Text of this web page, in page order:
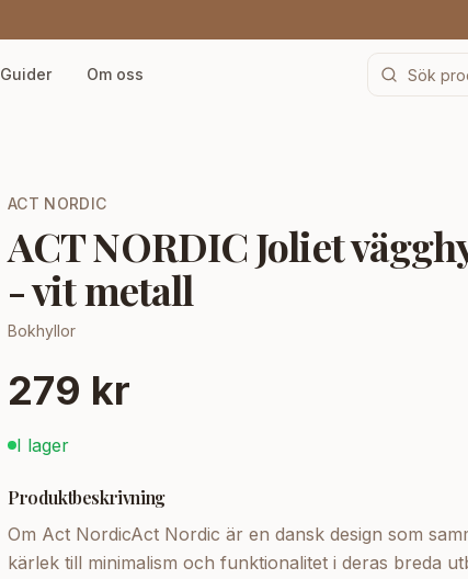
Guider Om oss
ACT NORDIC
ACT NORDIC Joliet
- vit metall
Bokhyllor
279 kr
I lager
Produktbeskrivning
Om Act NordicAct Nordic är en dansk design som
kärlek till minimalism och funktionalitet i deras breda